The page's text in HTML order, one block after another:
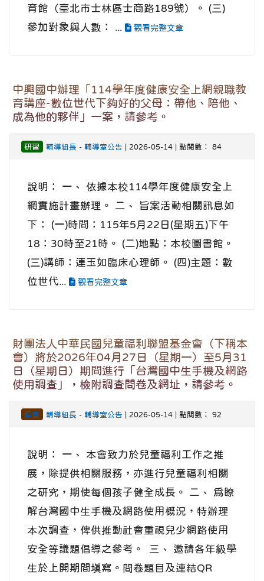
育館（臺北市士林區士商路189號）。 (三)
參加對象與人數： ...
觀看完整文章
中興國中辦理「114學年度健康安全上網親職教
育講座-數位世代下夠好的父母：帶他、陪他、
成為他的夥伴」一案，請參考。
研習 輔導組長 - 輔導室公告 | 2026-05-14 | 點閱數： 84
說明： 一、 依據本校114學年度健康安全上
網實施計畫辦理。 二、 旨案活動相關訊息如
下： (一)時間：115年5月22日(星期五)下午
18：30時至21時。 (二)地點：本校圖書館。
(三)講師：連玉如臨床心理師。 (四)主題：數
位世代...
觀看完整文章
財團法人中華民國兒童福利聯盟基金會（下稱本
會）將於2026年04月27日（星期一）至5月31
日（星期日）期間進行「台灣國中生手機及網路
使用調查」，檢附調查問卷及網址，請參考。
調查 輔導組長 - 輔導室公告 | 2026-05-14 | 點閱數： 92
說明： 一、 本會致力於兒童福利工作之推
展，除提供相關服務，亦進行兒童福利相關
之研究，期使每個孩子健全成長。 二、 爲瞭
解台灣國中生手機及網路使用概況，特辦理
本次調查，俾供推動社會重視兒少網路使用
安全等議題倡導之參考。 三、 邀請各年級學
生於上開期間填寫。問卷題目及連結QR